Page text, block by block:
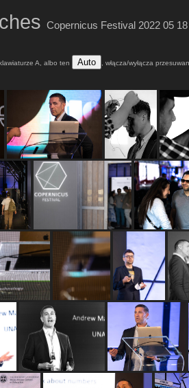
Copernicus Festival 2022 05
A, albo ten Auto , włącza/wyłącza